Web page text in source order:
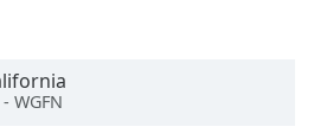
WGFN